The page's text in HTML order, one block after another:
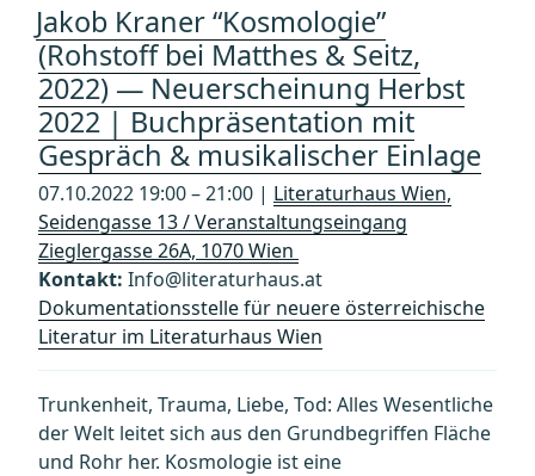
Jakob Kraner “Kosmologie”
(Rohstoff bei Matthes & Seitz,
2022) — Neuerscheinung Herbst
2022 | Buchpräsentation mit
Gespräch & musikalischer Einlage
07.10.2022 19:00 – 21:00 | Literaturhaus Wien,
Seidengasse 13 / Veranstaltungseingang
Zieglergasse 26A, 1070 Wien
Kontakt: Info@literaturhaus.at
Dokumentationsstelle für neuere österreichische
Literatur im Literaturhaus Wien
Trunkenheit, Trauma, Liebe, Tod: Alles Wesentliche
der Welt leitet sich aus den Grundbegriffen Fläche
und Rohr her. Kosmologie ist eine